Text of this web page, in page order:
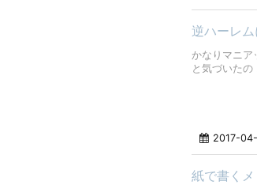
逆ハーレ
かなりマニア
と気づいたの
2017-
紙で書く